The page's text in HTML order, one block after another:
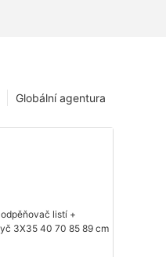
Globální agentura